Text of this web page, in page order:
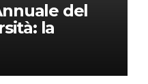
del
la
di Giacomo